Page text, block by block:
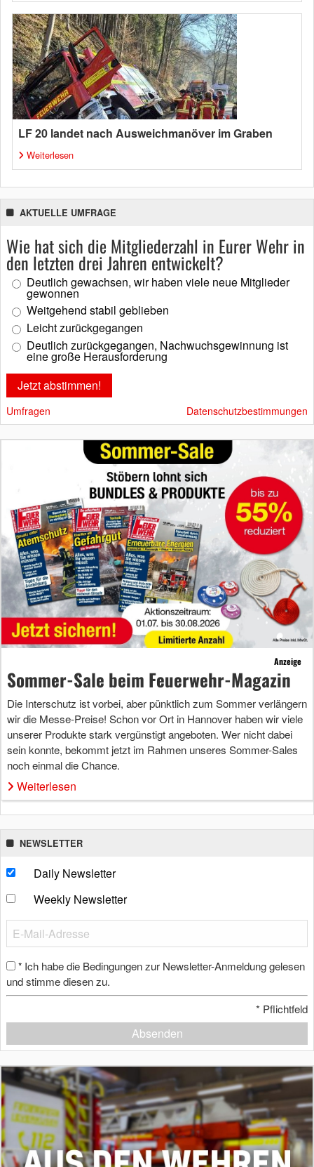
LF 20 landet nach Ausweichmanöver im Graben
Weiterlesen
AKTUELLE UMFRAGE
Wie hat sich die Mitgliederzahl in Eurer Wehr in
den letzten drei Jahren entwickelt?
Deutlich gewachsen, wir haben viele neue Mitglieder
gewonnen
Weitgehend stabil geblieben
Leicht zurückgegangen
Deutlich zurückgegangen, Nachwuchsgewinnung ist
eine große Herausforderung
Umfragen Datenschutzbestimmungen
Anzeige
Sommer-Sale beim Feuerwehr-Magazin
Die Interschutz ist vorbei, aber pünktlich zum Sommer verlängern
wir die Messe-Preise! Schon vor Ort in Hannover haben wir viele
unserer Produkte stark vergünstigt angeboten. Wer nicht dabei
sein konnte, bekommt jetzt im Rahmen unseres Sommer-Sales
noch einmal die Chance.
Weiterlesen
NEWSLETTER
Daily Newsletter
Weekly Newsletter
* Ich habe die Bedingungen zur Newsletter-Anmeldung gelesen
und stimme diesen zu.
* Pflichtfeld
Absenden